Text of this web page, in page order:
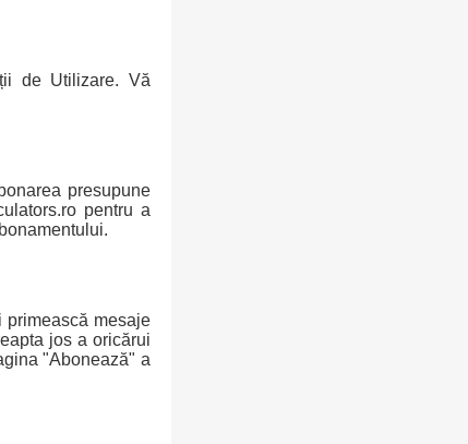
de Utilizare. Vă
presupune
pentru a
primească mesaje
jos a oricărui
"Abonează" a